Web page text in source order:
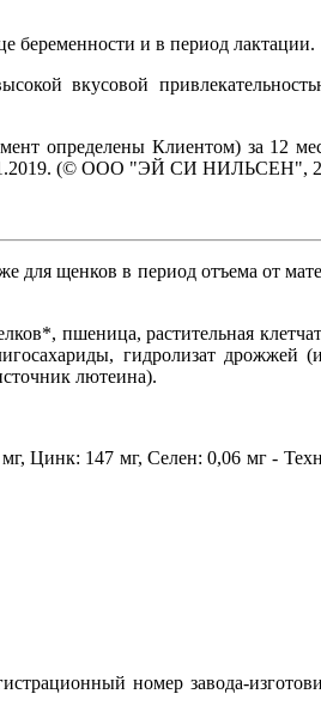
беременности и в период лактации.
вкусовой
определены Клиентом) за 12
(© ООО "ЭЙ СИ НИЛЬСЕН",
для щенков в период отъема от
пшеница, растительная
гидролизат дрожжей
лютеина).
Цинк: 147 мг, Ceлeн: 0,06 мг -
номер завода-